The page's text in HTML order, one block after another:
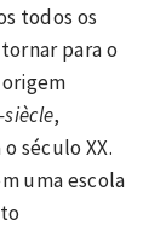
todos os
para o
,
século XX.
uma escola